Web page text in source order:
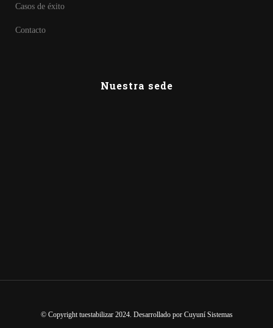
Casos de éxito
Contacto
Nuestra sede
© Copyright tuestabilizar 2024. Desarrollado por Cuyuní Sistemas